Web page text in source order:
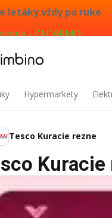
letáky vždy po ruke
- ZADARMO
Hypermarkety
Tesco Kuracie rezne